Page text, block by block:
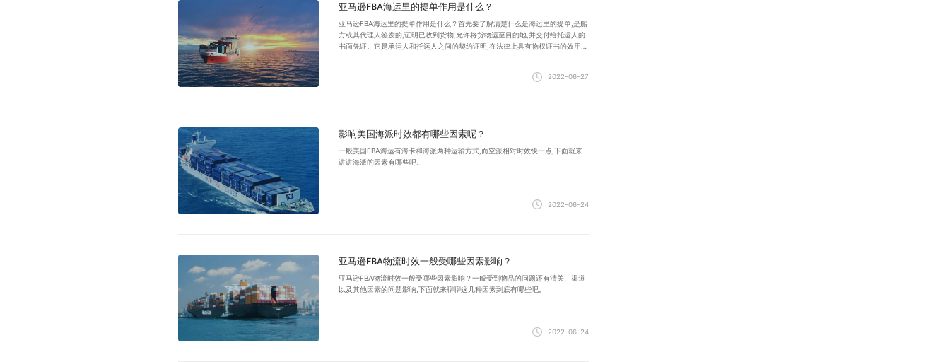
亚马逊FBA海运里的提单作用是什么？
亚马逊FBA海运里的提单作用是什么？首先要了解清楚什么是海运里的提单,是船
方或其代理人签发的,证明已收到货物,允许将货物运至目的地,并交付给托运人的
书面凭证。它是承运人和托运人之间的契约证明,在法律上具有物权证书的效用。
2022-06-27
影响美国海派时效都有哪些因素呢？
一般美国FBA海运有海卡和海派两种运输方式,而空派相对时效快一点,下面就来
讲讲海派的因素有哪些吧。
2022-06-24
亚马逊FBA物流时效一般受哪些因素影响？
亚马逊FBA物流时效一般受哪些因素影响？一般受到物品的问题还有清关、渠道
以及其他因素的问题影响,下面就来聊聊这几种因素到底有哪些吧。
2022-06-24